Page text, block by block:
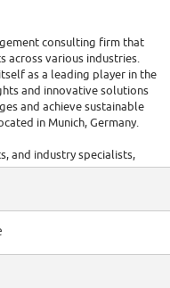
consulting firm that
across various industries.
as a leading player in the
and innovative solutions
and achieve sustainable
in Munich, Germany.
and industry specialists,
worldwide, serving